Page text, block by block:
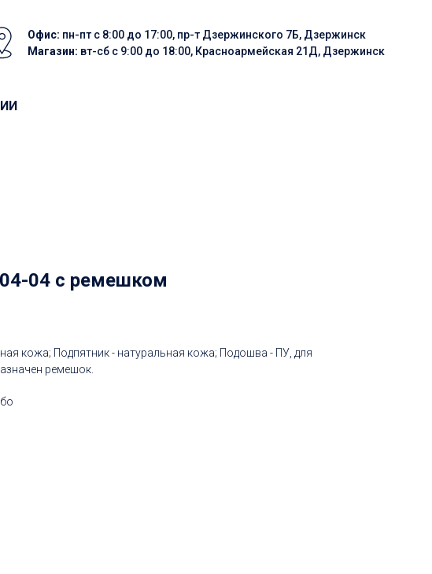
Офис: пн-пт с 8:00 до 17:00, пр-т Дзержинского 7Б, Дзержинск
Магазин: вт-сб с 9:00 до 18:00, Красноармейская 21Д, Дзержинск
04 с ремешком
кожа; Подпятник - натуральная кожа; Подошва - ПУ, для
ремешок.